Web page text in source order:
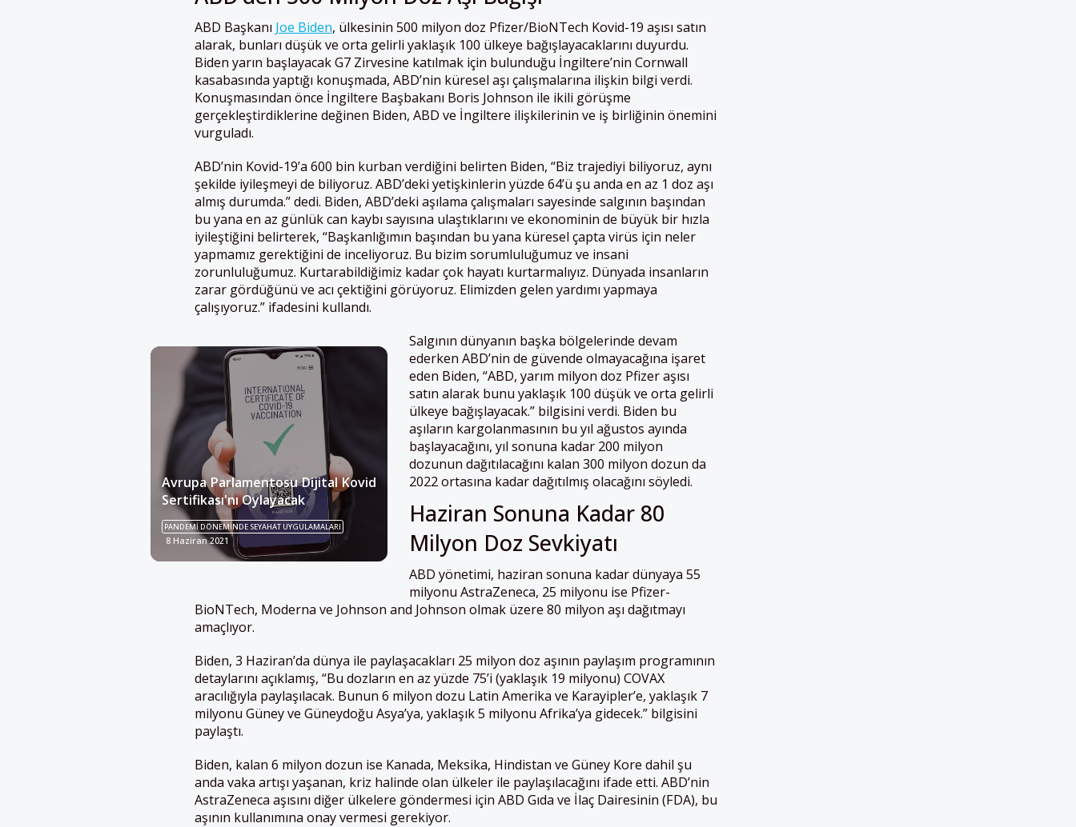
ABD Başkanı Joe Biden, ülkesinin 500 milyon doz Pfizer/BioNTech Kovid-19 aşısı satın
alarak, bunları düşük ve orta gelirli yaklaşık 100 ülkeye bağışlayacaklarını duyurdu.
Biden yarın başlayacak G7 Zirvesine katılmak için bulunduğu İngiltere’nin Cornwall
kasabasında yaptığı konuşmada, ABD’nin küresel aşı çalışmalarına ilişkin bilgi verdi.
Konuşmasından önce İngiltere Başbakanı Boris Johnson ile ikili görüşme
gerçekleştirdiklerine değinen Biden, ABD ve İngiltere ilişkilerinin ve iş birliğinin önemini
vurguladı.
ABD’nin Kovid-19’a 600 bin kurban verdiğini belirten Biden, “Biz trajediyi biliyoruz, aynı
şekilde iyileşmeyi de biliyoruz. ABD’deki yetişkinlerin yüzde 64’ü şu anda en az 1 doz aşı
almış durumda.” dedi. Biden, ABD’deki aşılama çalışmaları sayesinde salgının başından
bu yana en az günlük can kaybı sayısına ulaştıklarını ve ekonominin de büyük bir hızla
iyileştiğini belirterek, “Başkanlığımın başından bu yana küresel çapta virüs için neler
yapmamız gerektiğini de inceliyoruz. Bu bizim sorumluluğumuz ve insani
zorunluluğumuz. Kurtarabildiğimiz kadar çok hayatı kurtarmalıyız. Dünyada insanların
zarar gördüğünü ve acı çektiğini görüyoruz. Elimizden gelen yardımı yapmaya
çalışıyoruz.” ifadesini kullandı.
Avrupa Parlamentosu Dijital Kovid
Sertifikası'nı Oylayacak
PANDEMI DÖNEMINDE SEYAHAT UYGULAMALARI
8 Haziran 2021
Salgının dünyanın başka bölgelerinde devam
ederken ABD’nin de güvende olmayacağına işaret
eden Biden, “ABD, yarım milyon doz Pfizer aşısı
satın alarak bunu yaklaşık 100 düşük ve orta gelirli
ülkeye bağışlayacak.” bilgisini verdi. Biden bu
aşıların kargolanmasının bu yıl ağustos ayında
başlayacağını, yıl sonuna kadar 200 milyon
dozunun dağıtılacağını kalan 300 milyon dozun da
2022 ortasına kadar dağıtılmış olacağını söyledi.
Haziran Sonuna Kadar 80
Milyon Doz Sevkiyatı
ABD yönetimi, haziran sonuna kadar dünyaya 55
milyonu AstraZeneca, 25 milyonu ise Pfizer-
BioNTech, Moderna ve Johnson and Johnson olmak üzere 80 milyon aşı dağıtmayı
amaçlıyor.
Biden, 3 Haziran’da dünya ile paylaşacakları 25 milyon doz aşının paylaşım programının
detaylarını açıklamış, “Bu dozların en az yüzde 75’i (yaklaşık 19 milyonu) COVAX
aracılığıyla paylaşılacak. Bunun 6 milyon dozu Latin Amerika ve Karayipler’e, yaklaşık 7
milyonu Güney ve Güneydoğu Asya’ya, yaklaşık 5 milyonu Afrika’ya gidecek.” bilgisini
paylaştı.
Biden, kalan 6 milyon dozun ise Kanada, Meksika, Hindistan ve Güney Kore dahil şu
anda vaka artışı yaşanan, kriz halinde olan ülkeler ile paylaşılacağını ifade etti. ABD’nin
AstraZeneca aşısını diğer ülkelere göndermesi için ABD Gıda ve İlaç Dairesinin (FDA), bu
aşının kullanımına onay vermesi gerekiyor.